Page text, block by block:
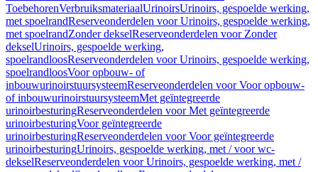
ToebehorenVerbruiksmateriaalUrinoirsUrinoirs, gespoelde werking,
met spoelrandReserveonderdelen voor Urinoirs, gespoelde werking,
met spoelrandZonder dekselReserveonderdelen voor Zonder
dekselUrinoirs, gespoelde werking,
spoelrandloosReserveonderdelen voor Urinoirs, gespoelde werking,
spoelrandloosVoor opbouw- of
inbouwurinoirstuursysteemReserveonderdelen voor Voor opbouw-
of inbouwurinoirstuursysteemMet geïntegreerde
urinoirbesturingReserveonderdelen voor Met geïntegreerde
urinoirbesturingVoor geïntegreerde
urinoirbesturingReserveonderdelen voor Voor geïntegreerde
urinoirbesturingUrinoirs, gespoelde werking, met / voor wc-
dekselReserveonderdelen voor Urinoirs, gespoelde werking, met /